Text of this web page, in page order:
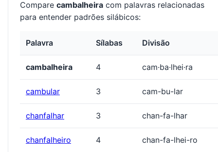
Compare cambalheira com palavras relacionadas
para entender padrões silábicos:
Palavra Sílabas Divisão
cambalheira 4 cam·ba·lhei·ra
cambular 3 cam-bu-lar
chanfalhar 3 chan-fa-lhar
chanfalheiro 4 chan-fa-lhei-ro